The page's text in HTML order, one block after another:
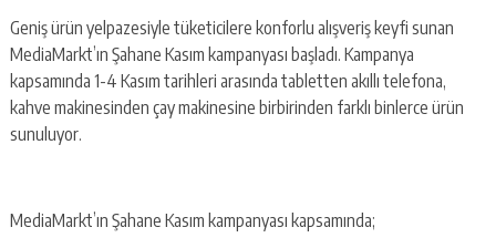
Geniş ürün yelpazesiyle tüketicilere konforlu alışveriş keyfi sunan
MediaMarkt’ın Şahane Kasım kampanyası başladı. Kampanya
kapsamında 1-4 Kasım tarihleri arasında tabletten akıllı telefona,
kahve makinesinden çay makinesine birbirinden farklı binlerce ürün
sunuluyor.
MediaMarkt’ın Şahane Kasım kampanyası kapsamında;